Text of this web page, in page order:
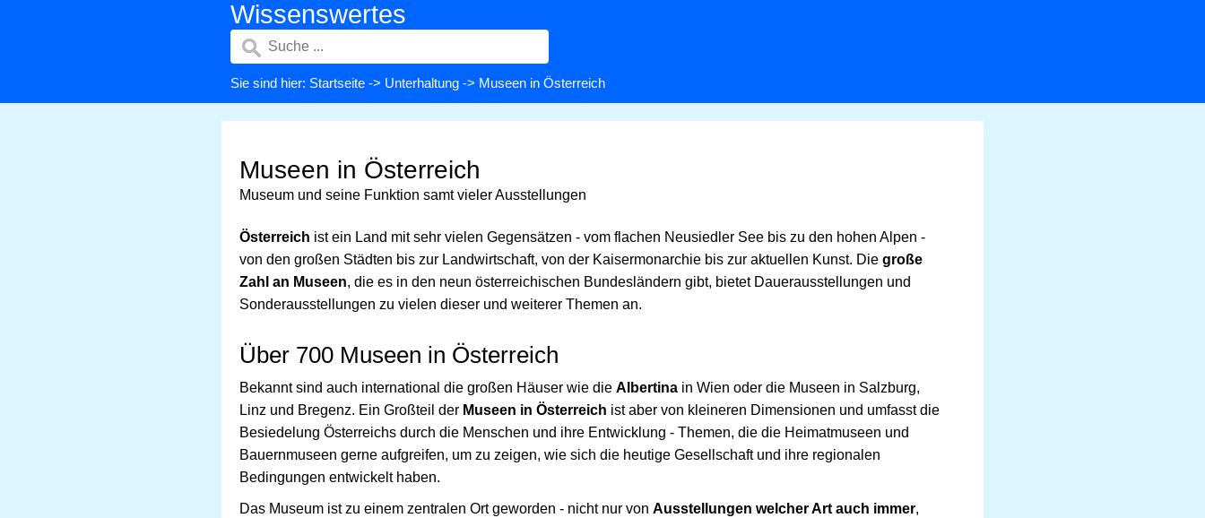
Wissenswertes
Sie sind hier: Startseite -> Unterhaltung -> Museen in Österreich
Museen in Österreich
Museum und seine Funktion samt vieler Ausstellungen
Österreich ist ein Land mit sehr vielen Gegensätzen - vom flachen Neusiedler See bis zu den hohen Alpen -
von den großen Städten bis zur Landwirtschaft, von der Kaisermonarchie bis zur aktuellen Kunst. Die große
Zahl an Museen, die es in den neun österreichischen Bundesländern gibt, bietet Dauerausstellungen und
Sonderausstellungen zu vielen dieser und weiterer Themen an.
Über 700 Museen in Österreich
Bekannt sind auch international die großen Häuser wie die Albertina in Wien oder die Museen in Salzburg,
Linz und Bregenz. Ein Großteil der Museen in Österreich ist aber von kleineren Dimensionen und umfasst die
Besiedelung Österreichs durch die Menschen und ihre Entwicklung - Themen, die die Heimatmuseen und
Bauernmuseen gerne aufgreifen, um zu zeigen, wie sich die heutige Gesellschaft und ihre regionalen
Bedingungen entwickelt haben.
Das Museum ist zu einem zentralen Ort geworden - nicht nur von Ausstellungen welcher Art auch immer,